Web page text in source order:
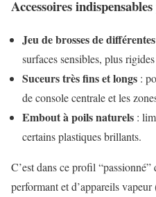
Accessoires
Jeu de brosses de
surfaces sensibles, plus
Suceurs très fins et longs :
de console centrale et les
Embout à poils naturels :
certains plastiques brillants.
C’est dans ce profil
performant et d’appareils